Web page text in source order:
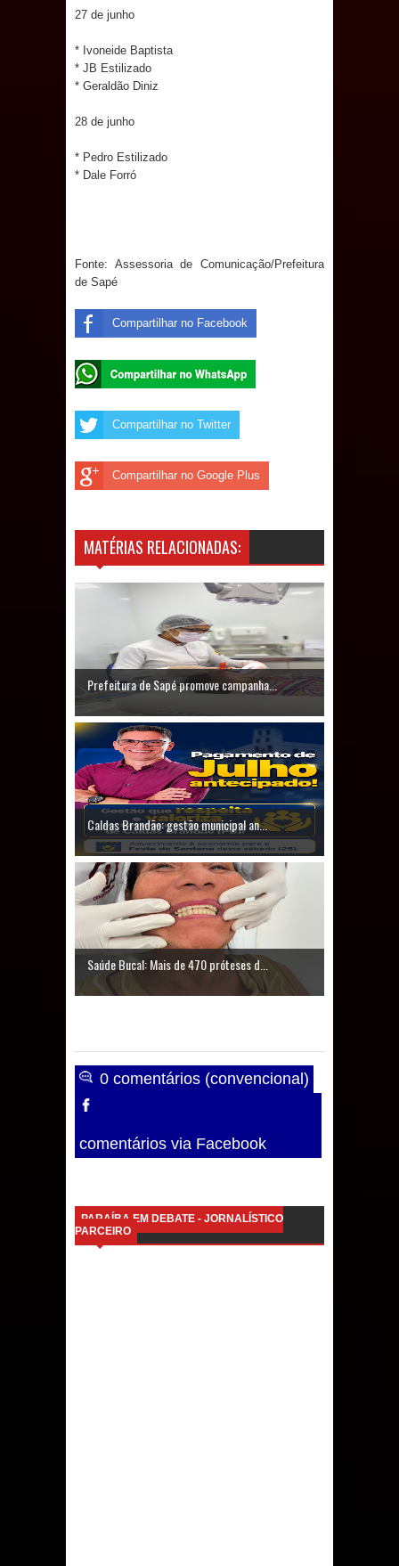
27 de junho
* Ivoneide Baptista
* JB Estilizado
* Geraldão Diniz
28 de junho
* Pedro Estilizado
* Dale Forró
Fonte: Assessoria de Comunicação/Prefeitura
de Sapé
Compartilhar no Facebook
Compartilhar no Twitter
Compartilhar no Google Plus
MATÉRIAS RELACIONADAS:
Prefeitura de Sapé promove campanha...
Caldas Brandão: gestão municipal an...
Saúde Bucal: Mais de 470 próteses d...
0 comentários (convencional)
comentários via Facebook
PARAÍBA EM DEBATE - JORNALÍSTICO
PARCEIRO